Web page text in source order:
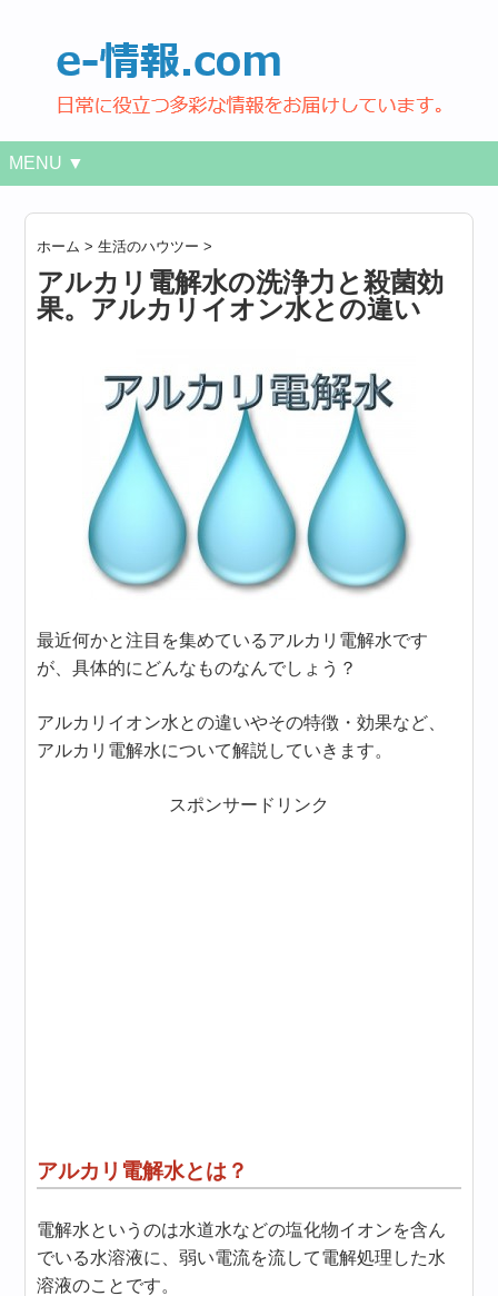
MENU ▼
ホーム >生活のハウツー >
アルカリ電解水の洗浄力と殺菌効
果。アルカリイオン水との違い
最近何かと注目を集めているアルカリ電解水です
が、具体的にどんなものなんでしょう？
アルカリイオン水との違いやその特徴・効果など、
アルカリ電解水について解説していきます。
スポンサードリンク
アルカリ電解水とは？
電解水というのは水道水などの塩化物イオンを含ん
でいる水溶液に、弱い電流を流して電解処理した水
溶液のことです。